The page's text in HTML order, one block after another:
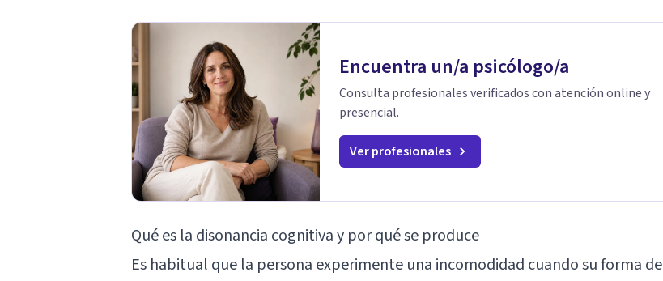
Encuentra un/a psicólogo/a
Consulta profesionales verificados con atención online y
presencial.
Ver profesionales
Qué es la disonancia cognitiva y por qué se produce
Es habitual que la persona experimente una incomodidad cuando su forma de